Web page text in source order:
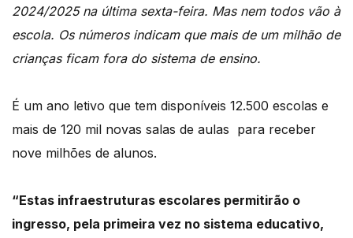
2024/2025 na última sexta-feira. Mas nem todos vão à
escola. Os números indicam que mais de um milhão de
crianças ficam fora do sistema de ensino.
É um ano letivo que tem disponíveis 12.500 escolas e
mais de 120 mil novas salas de aulas para receber
nove milhões de alunos.
“Estas infraestruturas escolares permitirão o
ingresso, pela primeira vez no sistema educativo,